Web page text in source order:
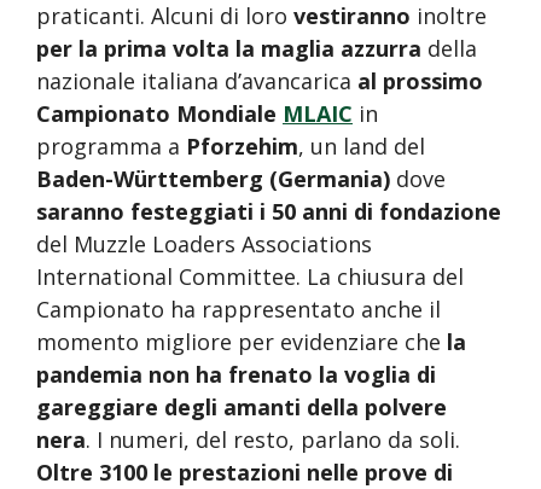
praticanti. Alcuni di loro vestiranno inoltre
per la prima volta la maglia azzurra della
nazionale italiana d’avancarica al prossimo
Campionato Mondiale MLAIC in
programma a Pforzehim, un land del
Baden-Württemberg (Germania) dove
saranno festeggiati i 50 anni di fondazione
del Muzzle Loaders Associations
International Committee. La chiusura del
Campionato ha rappresentato anche il
momento migliore per evidenziare che la
pandemia non ha frenato la voglia di
gareggiare degli amanti della polvere
nera. I numeri, del resto, parlano da soli.
Oltre 3100 le prestazioni nelle prove di